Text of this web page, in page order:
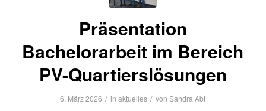
Präsentation
Bachelorarbeit im Bereich
PV-Quartierslösungen
6. März 2026 / inaktuelles / vonSandra Abt